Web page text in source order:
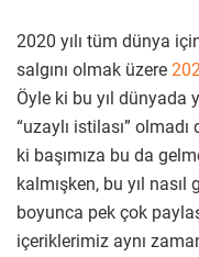
2020 yılı tüm dünya
salgını olmak üzere
Öyle ki bu yıl dünyada
“uzaylı istilası”
ki başımıza bu da
kalmışken, bu yıl
boyunca pek çok
içeriklerimiz aynı